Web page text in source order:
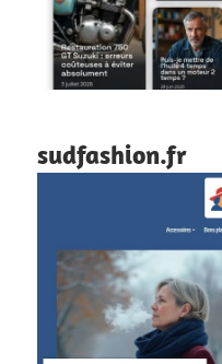
sudfashion.fr